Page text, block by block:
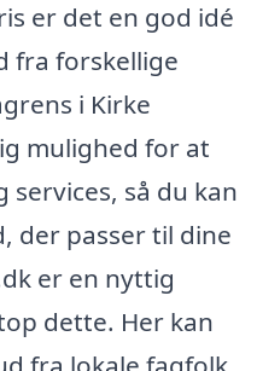
er det en god idé
fra forskellige
i Kirke
mulighed for at
så du kan
der passer til dine
er en nyttig
dette. Her kan